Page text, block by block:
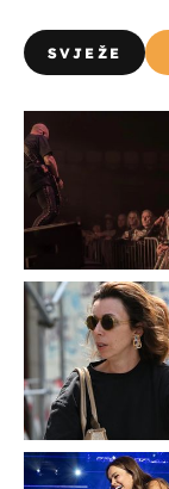
SVJEŽE